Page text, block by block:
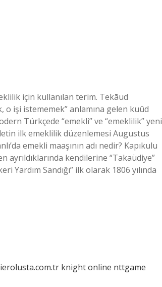
için kullanılan terim. Tekāud
o işi istememek” anlamına gelen kuûd
Türkçede “emekli” ve “emeklilik” yeni
ilk emeklilik düzenlemesi Augustus
emekli maaşının adı nedir? Kapıkulu
ayrıldıklarında kendilerine “Takaüdiye”
Yardım Sandığı” ilk olarak 1806 yılında
knight online nttgame